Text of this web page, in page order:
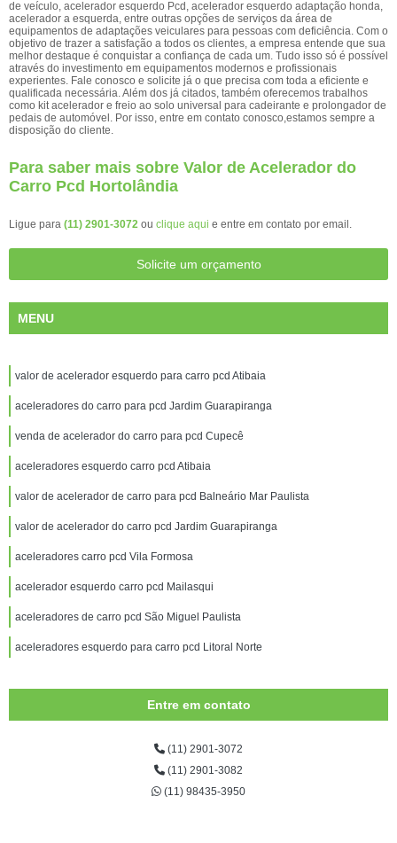
de veículo, acelerador esquerdo Pcd, acelerador esquerdo adaptação honda,
acelerador a esquerda, entre outras opções de serviços da área de
equipamentos de adaptações veiculares para pessoas com deficiência. Com o
objetivo de trazer a satisfação a todos os clientes, a empresa entende que sua
melhor destaque é conquistar a confiança de cada um. Tudo isso só é possível
através do investimento em equipamentos modernos e profissionais
experientes. Fale conosco e solicite já o que precisa com toda a eficiente e
qualificada necessária. Além dos já citados, também oferecemos trabalhos
como kit acelerador e freio ao solo universal para cadeirante e prolongador de
pedais de automóvel. Por isso, entre em contato conosco,estamos sempre a
disposição do cliente.
Para saber mais sobre Valor de Acelerador do
Carro Pcd Hortolândia
Ligue para (11) 2901-3072 ou clique aqui e entre em contato por email.
Solicite um orçamento
MENU
valor de acelerador esquerdo para carro pcd Atibaia
aceleradores do carro para pcd Jardim Guarapiranga
venda de acelerador do carro para pcd Cupecê
aceleradores esquerdo carro pcd Atibaia
valor de acelerador de carro para pcd Balneário Mar Paulista
valor de acelerador do carro pcd Jardim Guarapiranga
aceleradores carro pcd Vila Formosa
acelerador esquerdo carro pcd Mailasqui
aceleradores de carro pcd São Miguel Paulista
aceleradores esquerdo para carro pcd Litoral Norte
Entre em contato
(11) 2901-3072
(11) 2901-3082
(11) 98435-3950